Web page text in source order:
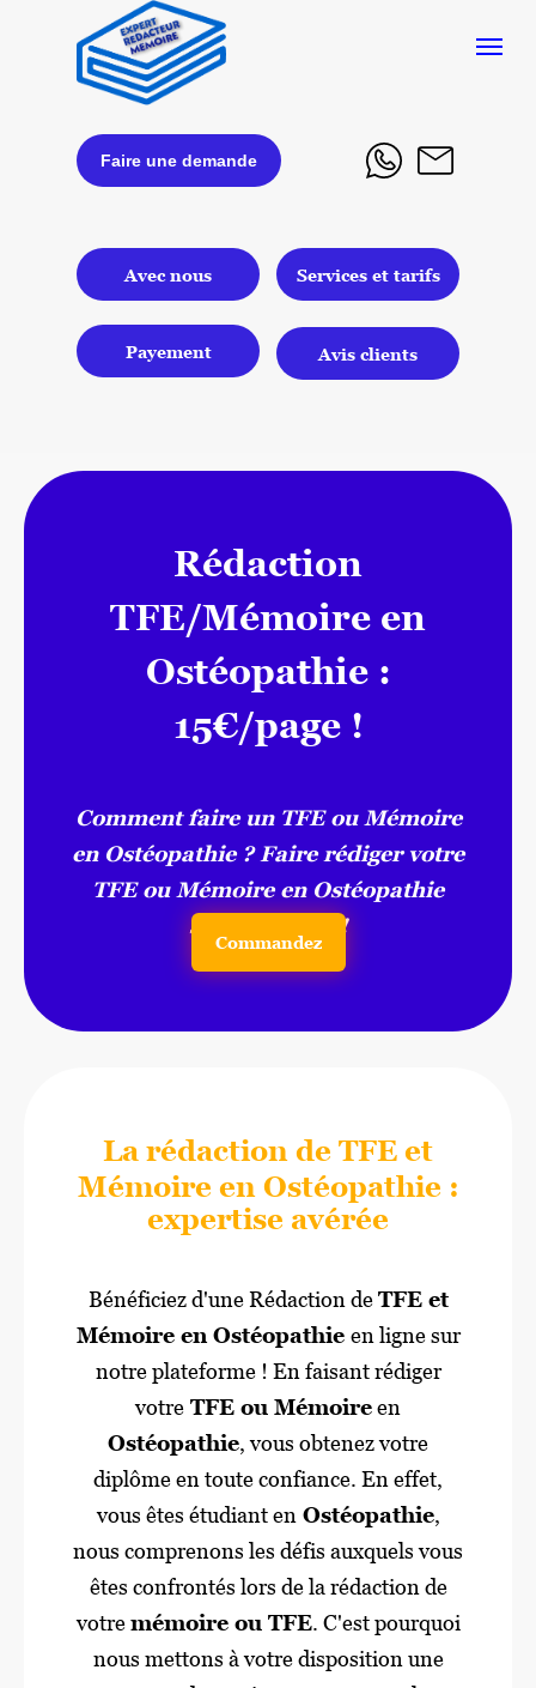
Avec nous Services et tarifs
Payement Avis clients
Faire une demande
Rédaction
TFE/Mémoire en
Ostéopathie :
15€/page !
Comment faire un TFE ou Mémoire
en Ostéopathie ? Faire rédiger votre
TFE ou Mémoire en Ostéopathie
sur notre site !
Commandez
La rédaction de TFE et
Mémoire en Ostéopathie :
expertise avérée
Bénéficiez d'une Rédaction deTFE et
Mémoire en Ostéopathie en ligne sur
notre plateforme ! En faisant rédiger
votre TFE ou Mémoireen
Ostéopathie, vous obtenez votre
diplôme en toute confiance. En effet,
vous êtes étudiant en Ostéopathie,
nous comprenons les défis auxquels vous
êtes confrontés lors de la rédaction de
votremémoire ou TFE. C'est pourquoi
nous mettons à votre disposition une